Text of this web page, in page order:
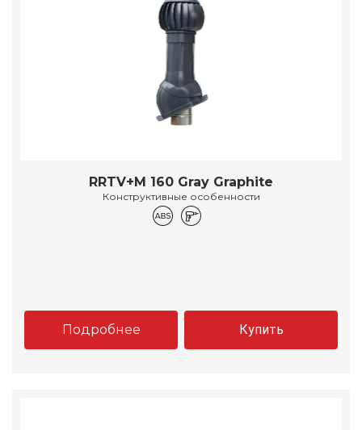
RRTV+M 160 Gray Graphite
Конструктивные особенности
Подробнее Купить